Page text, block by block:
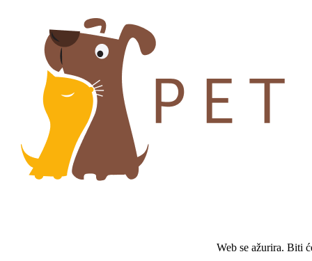
Web se ažurira. Biti